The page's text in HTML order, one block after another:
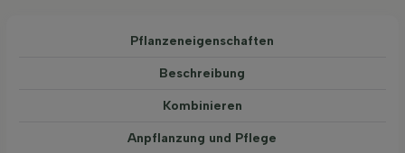
Pflanzeneigenschaften
Beschreibung
Kombinieren
Anpflanzung und Pflege